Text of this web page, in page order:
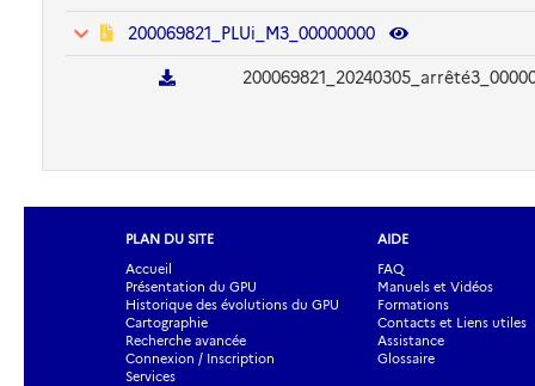
200069821_PLUi_M3_00000000
PLAN DU SITE
Accueil
Présentation du GPU
Historique des évolutions du GPU
Cartographie
Recherche avancée
Connexion / Inscription
Services
AIDE
FAQ
Manuels et Vidéos
Formations
Contacts et Liens utiles
Assistance
Glossaire